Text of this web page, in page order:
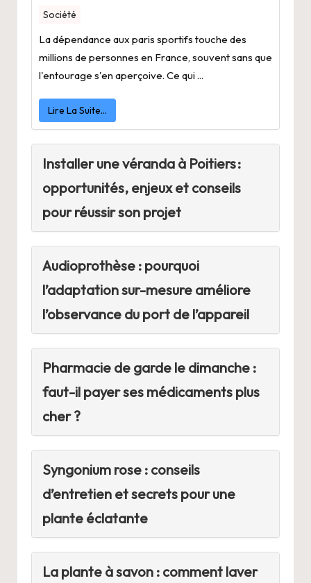
Société
La dépendance aux paris sportifs touche des
millions de personnes en France, souvent sans que
l'entourage s'en aperçoive. Ce qui ...
Lire La Suite…
Installer une véranda à Poitiers :
opportunités, enjeux et conseils
pour réussir son projet
Audioprothèse : pourquoi
l’adaptation sur-mesure améliore
l’observance du port de l’appareil
Pharmacie de garde le dimanche :
faut-il payer ses médicaments plus
cher ?
Syngonium rose : conseils
d’entretien et secrets pour une
plante éclatante
La plante à savon : comment laver